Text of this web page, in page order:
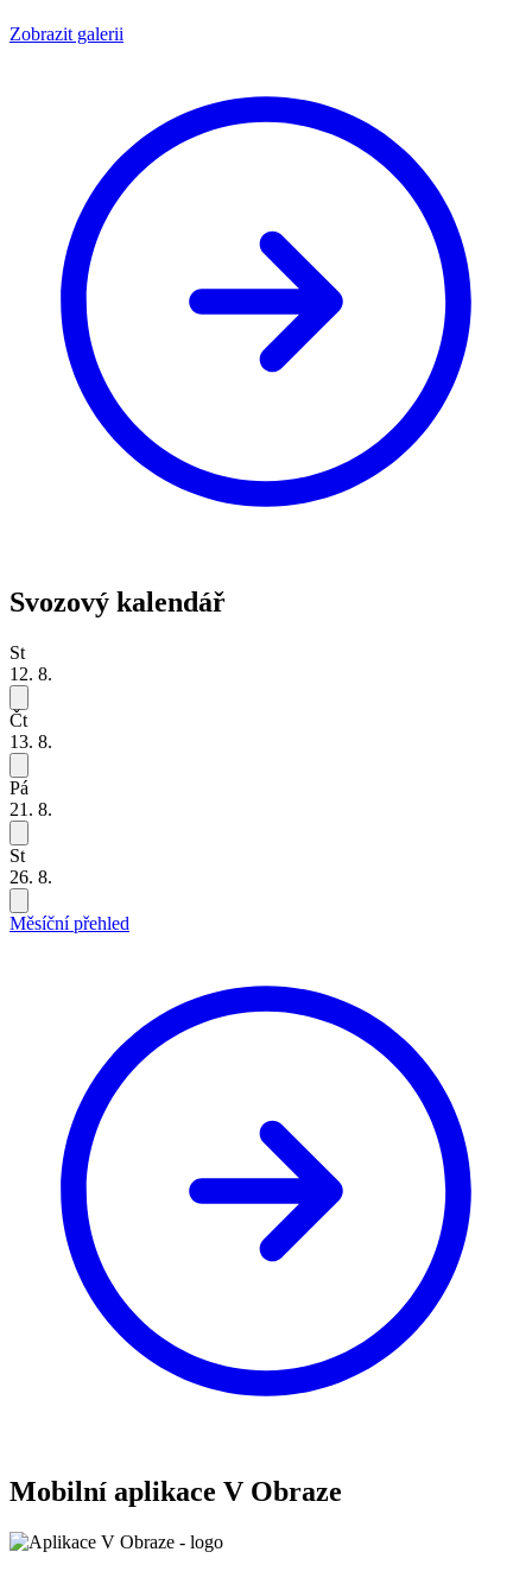
Zobrazit galerii
Svozový kalendář
St
12. 8.
Čt
13. 8.
Pá
21. 8.
St
26. 8.
Měsíční přehled
Mobilní aplikace V Obraze